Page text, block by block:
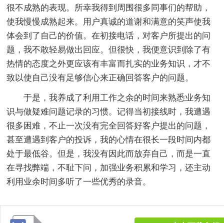
很不成熟的表现。所幸我得到周围很多同事们的帮助，
使我慢慢成熟起来。用户真诚的道谢和满意的笑声使我
体会到了自己的价值。在初接电话，对客户所提出的问
题，我不敢轻易做出回应。但很快，我便意识到除了有
热情的态度之外更应该有丰富而扎实的业务知识，才不
致以使自己没有足够信心来正确回答客户的问题。
于是，我养成了利用工作之余的时间来熟悉业务知
识与做疑难问题记录的习惯。记得当初接线时，我遭遇
很多困难，不止一次没有完全回答好客户提出的问题，
甚至遭遇到客户的投诉，我的心情在很长一段时间内都
处于最低谷。但是，我没有因此而放弃自己，而是一直
在寻找弊端，不耻下问，加强业务积累和学习，还主动
利用业余时间多听了一些优秀的录音。